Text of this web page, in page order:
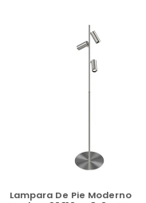
Lampara De Pie Moderno